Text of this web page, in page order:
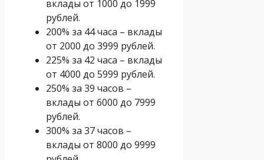
вклады от 1000 до 1999
рублей.
200% за 44 часа – вклады
от 2000 до 3999 рублей.
225% за 42 часа – вклады
от 4000 до 5999 рублей.
250% за 39 часов –
вклады от 6000 до 7999
рублей.
300% за 37 часов –
вклады от 8000 до 9999